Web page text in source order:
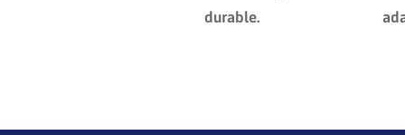
durable.